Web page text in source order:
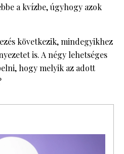
a kvízbe, úgyhogy azok
következik, mindegyikhez
is. A négy lehetséges
hogy melyik az adott